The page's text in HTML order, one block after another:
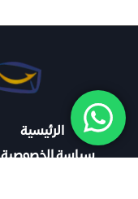
الرئيسية
سياسة الخصوصية